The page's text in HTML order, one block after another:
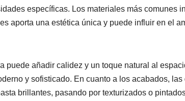
específicas. Los materiales más comunes
aporta una estética única y puede influir en el
puede añadir calidez y un toque natural al
y sofisticado. En cuanto a los acabados, las
brillantes, pasando por texturizados o